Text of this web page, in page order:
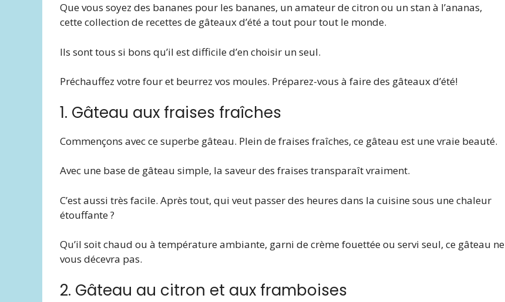
Que vous soyez des bananes pour les bananes, un amateur de citron ou un stan à l’ananas,
cette collection de recettes de gâteaux d’été a tout pour tout le monde.
Ils sont tous si bons qu’il est difficile d’en choisir un seul.
Préchauffez votre four et beurrez vos moules. Préparez-vous à faire des gâteaux d’été!
1. Gâteau aux fraises fraîches
Commençons avec ce superbe gâteau. Plein de fraises fraîches, ce gâteau est une vraie beauté.
Avec une base de gâteau simple, la saveur des fraises transparaît vraiment.
C’est aussi très facile. Après tout, qui veut passer des heures dans la cuisine sous une chaleur
étouffante ?
Qu’il soit chaud ou à température ambiante, garni de crème fouettée ou servi seul, ce gâteau ne
vous décevra pas.
2. Gâteau au citron et aux framboises